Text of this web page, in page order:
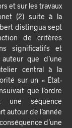
et sur les travaux
(2) suite à la
distingua sept
de critères
significatifs et
que d’une
central à la
sur un « État-
que l’ordre
une séquence
autour de l’année
d’une